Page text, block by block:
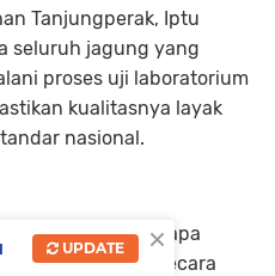
Tanjungperak, Iptu
seluruh jagung yang
proses uji laboratorium
kualitasnya layak
nasional.
ini meliputi beberapa
sampel secara
×
UPDATE